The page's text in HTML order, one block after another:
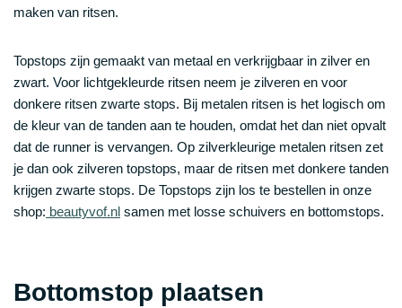
maken van ritsen.
Topstops zijn gemaakt van metaal en verkrijgbaar in zilver en
zwart. Voor lichtgekleurde ritsen neem je zilveren en voor
donkere ritsen zwarte stops. Bij metalen ritsen is het logisch om
de kleur van de tanden aan te houden, omdat het dan niet opvalt
dat de runner is vervangen. Op zilverkleurige metalen ritsen zet
je dan ook zilveren topstops, maar de ritsen met donkere tanden
krijgen zwarte stops. De Topstops zijn los te bestellen in onze
shop: beautyvof.nl samen met losse schuivers en bottomstops.
Bottomstop plaatsen